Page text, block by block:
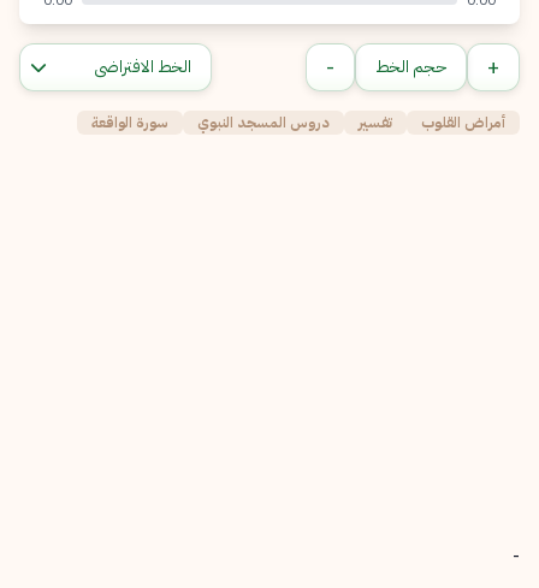
إرسال إلغاء
+ حجم الخط -
أمراض القلوب تفسير دروس المسجد النبوي سورة الواقعة
-